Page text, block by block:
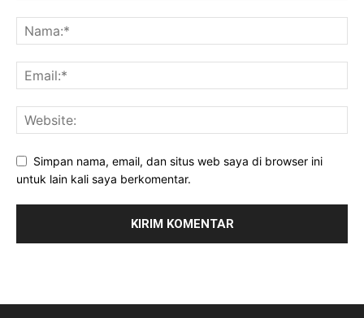
Simpan nama, email, dan situs web saya di browser ini
untuk lain kali saya berkomentar.